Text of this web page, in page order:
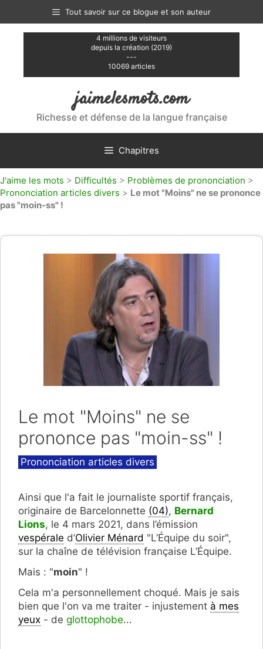
contenu
Tout savoir sur ce blogue et son auteur
4 millions de visiteurs
depuis la création (2019)
---
10069 articles
jaimelesmots.com
Richesse et défense de la langue française
Chapitres
J'aime les mots > Difficultés > Problèmes de prononciation >
Prononciation articles divers > Le mot "Moins" ne se prononce
pas "moin-ss" !
Le mot "Moins" ne se
prononce pas "moin-ss" !
Catégories
Prononciation articles divers
Ainsi que l'a fait le journaliste sportif français,
originaire de Barcelonnette (04), Bernard
Lions, le 4 mars 2021, dans l’émission
vespérale d’Olivier Ménard "L’Équipe du soir",
sur la chaîne de télévision française L’Équipe.
Mais : "moin" !
Cela m'a personnellement choqué. Mais je sais
bien que l'on va me traiter - injustement à mes
yeux - de glottophobe...